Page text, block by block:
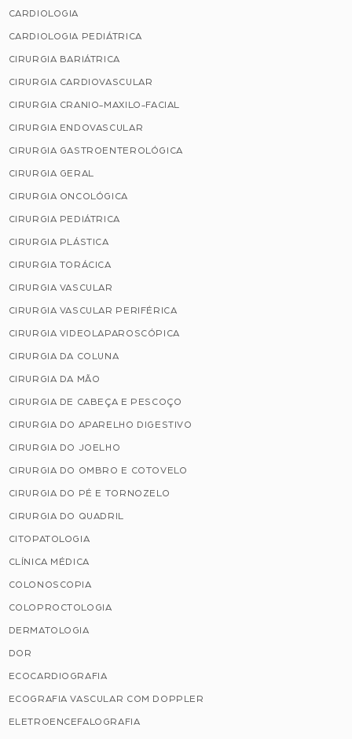
CARDIOLOGIA
CARDIOLOGIA PEDIÁTRICA
CIRURGIA BARIÁTRICA
CIRURGIA CARDIOVASCULAR
CIRURGIA CRANIO-MAXILO-FACIAL
CIRURGIA ENDOVASCULAR
CIRURGIA GASTROENTEROLÓGICA
CIRURGIA GERAL
CIRURGIA ONCOLÓGICA
CIRURGIA PEDIÁTRICA
CIRURGIA PLÁSTICA
CIRURGIA TORÁCICA
CIRURGIA VASCULAR
CIRURGIA VASCULAR PERIFÉRICA
CIRURGIA VIDEOLAPAROSCÓPICA
CIRURGIA DA COLUNA
CIRURGIA DA MÃO
CIRURGIA DE CABEÇA E PESCOÇO
CIRURGIA DO APARELHO DIGESTIVO
CIRURGIA DO JOELHO
CIRURGIA DO OMBRO E COTOVELO
CIRURGIA DO PÉ E TORNOZELO
CIRURGIA DO QUADRIL
CITOPATOLOGIA
CLÍNICA MÉDICA
COLONOSCOPIA
COLOPROCTOLOGIA
DERMATOLOGIA
DOR
ECOCARDIOGRAFIA
ECOGRAFIA VASCULAR COM DOPPLER
ELETROENCEFALOGRAFIA